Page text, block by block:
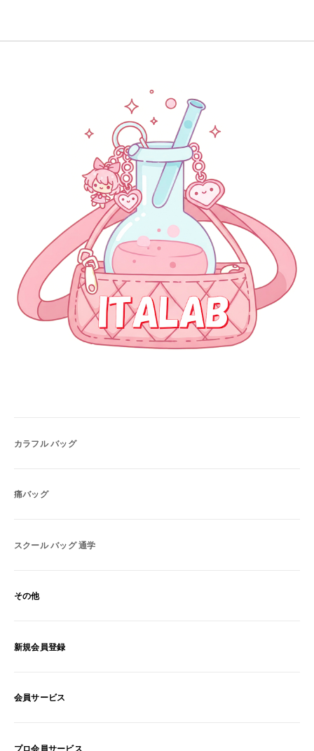
カラフル バッグ
痛バッグ
スクール バッグ 通学
その他
新規会員登録
会員サービス
プロ会員サービス